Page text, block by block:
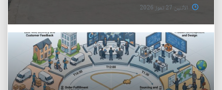
الأثنين 27 تموز 2026